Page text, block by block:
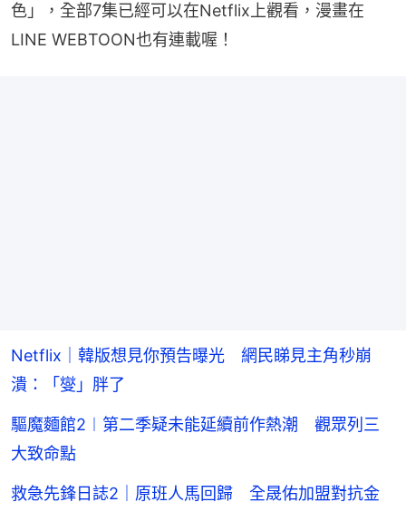
色」，全部7集已經可以在Netflix上觀看，漫畫在
LINE WEBTOON也有連載喔！
Netflix｜韓版想見你預告曝光 網民睇見主角秒崩
潰：「燮」胖了
驅魔麵館2︱第二季疑未能延續前作熱潮 觀眾列三
大致命點
救急先鋒日誌2｜原班人馬回歸 全晟佑加盟對抗金